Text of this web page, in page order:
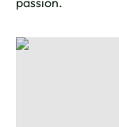
The Roster, ©